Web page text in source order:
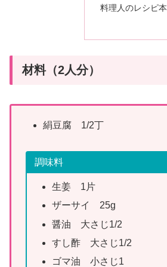
料理人のレシピ本
材料（2人分）
絹豆腐 1/2丁
調味料
生姜 1片
ザーサイ 25g
醤油 大さじ1/2
すし酢 大さじ1/2
ゴマ油 小さじ1